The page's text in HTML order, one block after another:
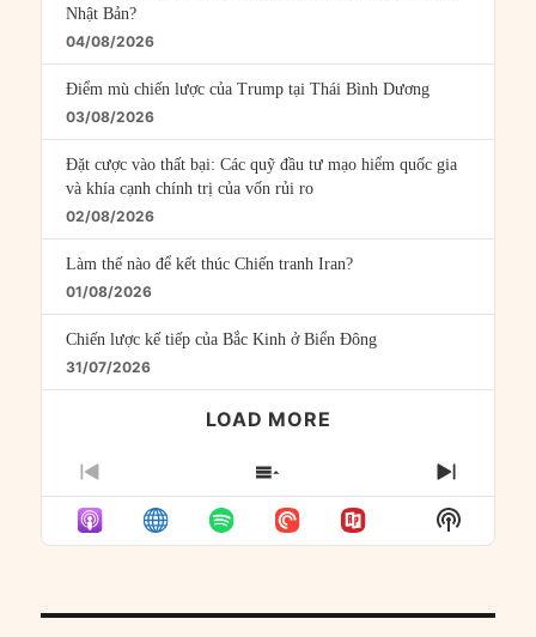
Nhật Bản?
04/08/2026
Điểm mù chiến lược của Trump tại Thái Bình Dương
03/08/2026
Đặt cược vào thất bại: Các quỹ đầu tư mạo hiểm quốc gia
và khía cạnh chính trị của vốn rủi ro
02/08/2026
Làm thế nào để kết thúc Chiến tranh Iran?
01/08/2026
Chiến lược kế tiếp của Bắc Kinh ở Biển Đông
31/07/2026
LOAD MORE
PREVIOUS
EPISODE
SHOW
EPISODES
LIST
NEXT
Show
Podcast